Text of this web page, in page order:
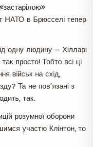
НАТО в Брюсселі тепер
одну людину — Хілларі
просто! Тобто всі ці
військ на схід,
Та не пов’язані з
так.
розумної оборони
участю Клінтон, то